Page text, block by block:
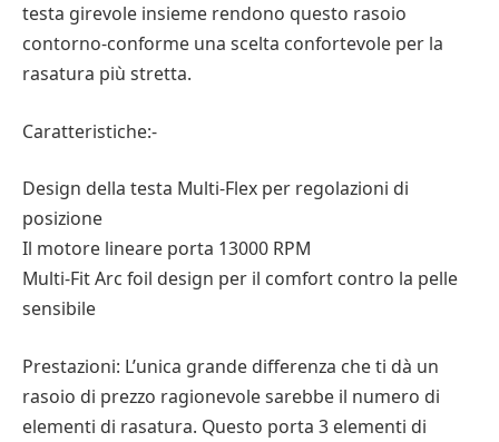
testa girevole insieme rendono questo rasoio
contorno-conforme una scelta confortevole per la
rasatura più stretta.
Caratteristiche:-
Design della testa Multi-Flex per regolazioni di
posizione
Il motore lineare porta 13000 RPM
Multi-Fit Arc foil design per il comfort contro la pelle
sensibile
Prestazioni: L’unica grande differenza che ti dà un
rasoio di prezzo ragionevole sarebbe il numero di
elementi di rasatura. Questo porta 3 elementi di